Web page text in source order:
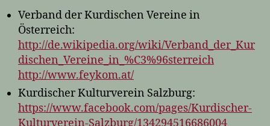
Verband der Kurdischen Vereine in
Österreich:
http://de.wikipedia.org/wiki/Verband_der_Kur
dischen_Vereine_in_%C3%96sterreich
http://www.feykom.at/
Kurdischer Kulturverein Salzburg:
https://www.facebook.com/pages/Kurdischer-
Kulturverein-Salzburg/134294516686004